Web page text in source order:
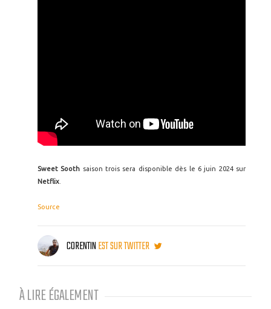
Sweet Sooth saison trois sera disponible dès le 6 juin 2024 sur
Netflix
Source
CORENTINEST SUR TWITTER
À LIRE ÉGALEMENT